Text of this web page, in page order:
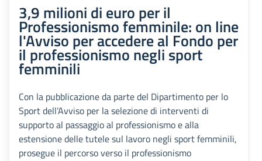
3,9 milioni di euro per il
Professionismo femminile: on line
l'Avviso per accedere al Fondo per
il professionismo negli sport
femminili
Con la pubblicazione da parte del Dipartimento per lo
Sport dell’Avviso per la selezione di interventi di
supporto al passaggio al professionismo e alla
estensione delle tutele sul lavoro negli sport femminili,
prosegue il percorso verso il professionismo